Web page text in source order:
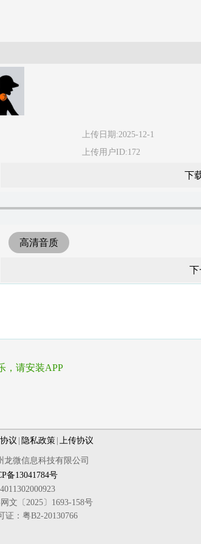
上传日期:2025-12-1
上传用户ID:172
下
高清音质
下
，请安装APP
议 隐私政策 上传协议
龙微信息科技有限公司
备13041784号
文〔2025〕1693-158号
证：粤B2-20130766